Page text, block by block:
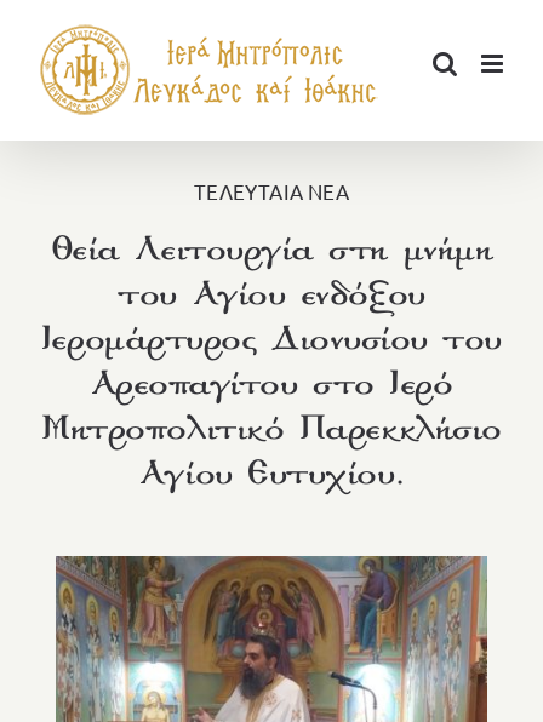
περιεχόμενο
ΤΕΛΕΥΤΑΙΑ ΝΕΑ
Θεία Λειτουργία στη μνήμη
του Αγίου ενδόξου
Ιερομάρτυρος Διονυσίου του
Αρεοπαγίτου στο Ιερό
Μητροπολιτικό Παρεκκλήσιο
Αγίου Ευτυχίου.